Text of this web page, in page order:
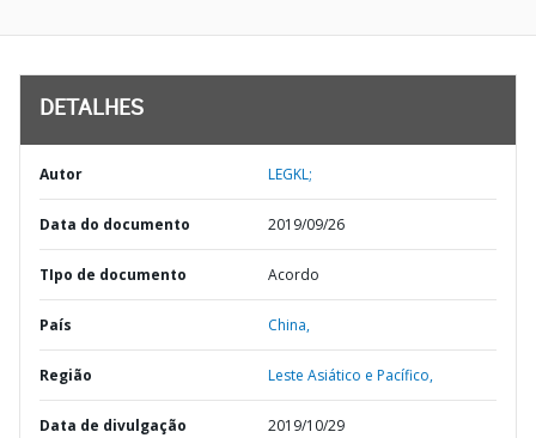
DETALHES
Autor LEGKL;
Data do documento 2019/09/26
TIpo de documento Acordo
País China,
Região Leste Asiático e Pacífico,
Data de divulgação 2019/10/29